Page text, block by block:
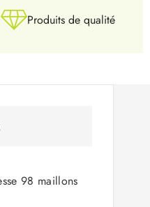
Produits de qualité
98 maillons